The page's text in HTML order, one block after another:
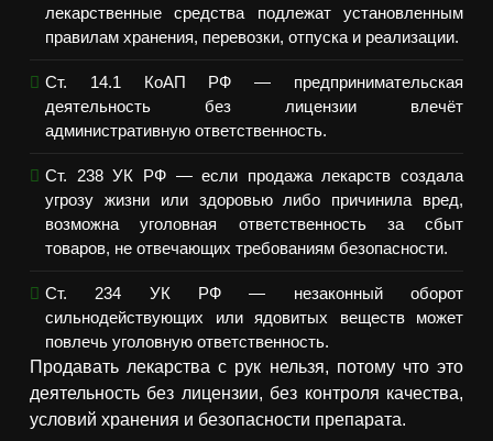
лекарственные средства подлежат установленным
правилам хранения, перевозки, отпуска и реализации.
Ст. 14.1 КоАП РФ — предпринимательская
деятельность без лицензии влечёт
административную ответственность.
Ст. 238 УК РФ — если продажа лекарств создала
угрозу жизни или здоровью либо причинила вред,
возможна уголовная ответственность за сбыт
товаров, не отвечающих требованиям безопасности.
Ст. 234 УК РФ — незаконный оборот
сильнодействующих или ядовитых веществ может
повлечь уголовную ответственность.
Продавать лекарства с рук нельзя, потому что это
деятельность без лицензии, без контроля качества,
условий хранения и безопасности препарата.